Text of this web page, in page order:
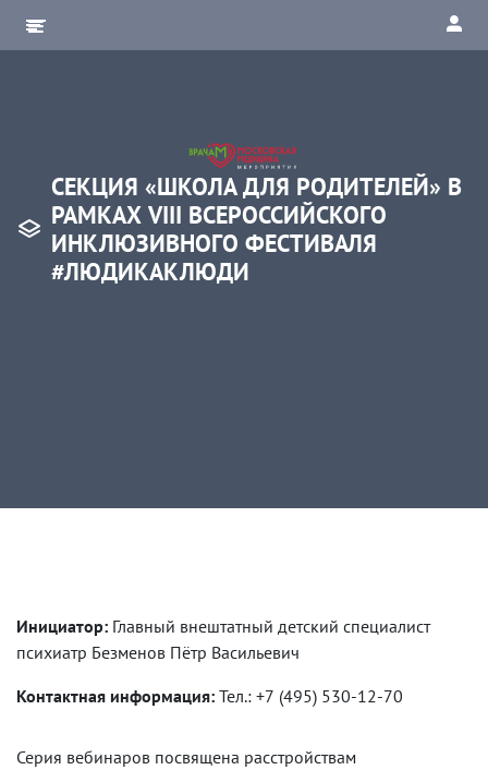
СЕКЦИЯ «ШКОЛА ДЛЯ РОДИТЕЛЕЙ» В
РАМКАХ VIII ВСЕРОССИЙСКОГО
ИНКЛЮЗИВНОГО ФЕСТИВАЛЯ
#ЛЮДИКАКЛЮДИ
Инициатор:
психиатр Безменов Пётр Васильевич
Контактная информация: Тел.: +7 (495) 530-12-70
Серия вебинаров посвящена расстройствам